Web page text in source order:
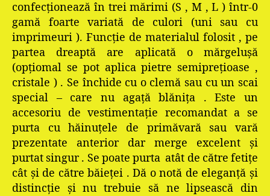
confecţionează în trei mărimi (S , M , L ) într-0
gamă foarte variată de culori (uni sau cu
imprimeuri ). Funcţie de materialul folosit , pe
partea dreaptă are aplicată o mărgeluşă
(opţiomal se pot aplica pietre semipreţioase ,
cristale ) . Se închide cu o clemă sau cu un scai
special – care nu agaţă blăniţa . Este un
accesoriu de vestimentaţie recomandat a se
purta cu hăinuţele de primăvară sau vară
prezentate anterior dar merge excelent şi
purtat singur . Se poate purta atât de către fetiţe
cât şi de către băieţei . Dă o notă de eleganţă şi
distincţie şi nu trebuie să ne lipsească din